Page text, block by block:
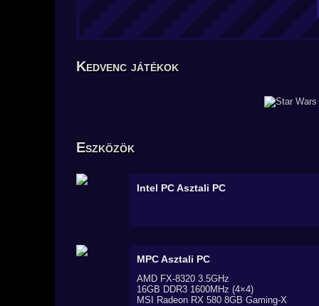
Kedvenc játékok
Eszközök
Intel PCAsztali PC
MPCAsztali PC
AMD FX-8320 3.5GHz
16GB DDR3 1600MHz (4×4)
MSI Radeon RX 580 8GB Gaming-X